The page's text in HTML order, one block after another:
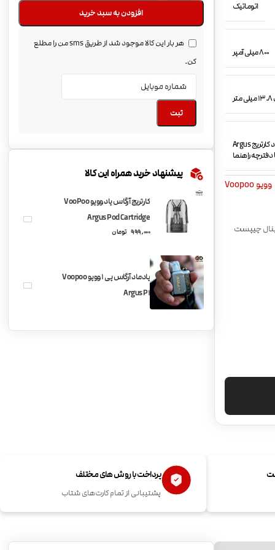
اتوماتیک
800 میلی آمپر
دستگاه ویپ پادماد Voopoo Argus Pod یک عدد کارتریج Argus Pod 1.2ohm (2ml) یک عدد کارتریج Argus
ووپو Voopoo
چیپست
افزودن به سبد خرید
هر بار این کالا موجود شد از طریق sms من را مطلع
کن.
ثبت
پیشنهاد خرید همراه این کالا
کارتریج آرگاس پاد ووپو VooPoo
Argus Pod Cartridge
999,000 تومان
پادماد آرگاس پی 1 ووپو Voopoo
Argus P1
پرداخت با روش های مختلف
پشتیبانی از تمام کارت‌های شتاب